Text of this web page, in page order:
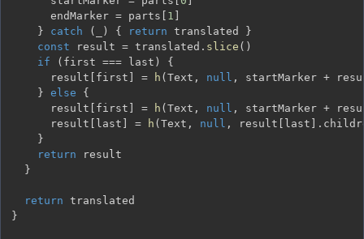
      endMarker
= parts 1
}
catch ( ) { return translated
}
const result = translated . slice ( )
if
( first === last )
{
      result
first = h ( Text , null , startMarker +
} else
{
      result
first = h ( Text , null , startMarker +
      result
last = h ( Text , null , result last .
}
return
}
return
}